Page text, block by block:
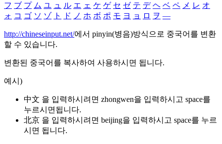
フ ブ プ ム ユ ュ ル エ ェ ケ ゲ セ ゼ テ デ ヘ ベ ペ メ レ オ
ォ コ ゴ ソ ゾ ト ド ノ ホ ボ ポ モ ヨ ョ ロ ヲ ―
http://chineseinput.net/에서 pinyin(병음)방식으로 중국어를 변환
할 수 있습니다.
변환된 중국어를 복사하여 사용하시면 됩니다.
예시)
中文 을 입력하시려면 zhongwen을 입력하시고 space를
누르시면됩니다.
北京 을 입력하시려면 beijing을 입력하시고 space를 누르
시면 됩니다.